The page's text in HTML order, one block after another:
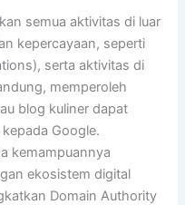
semua aktivitas di luar
kepercayaan, seperti
serta aktivitas di
memperoleh
blog kuliner dapat
Google.
kemampuannya
ekosistem digital
Domain Authority